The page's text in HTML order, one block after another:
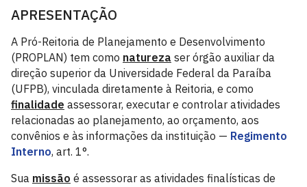
APRESENTAÇÃO
A Pró-Reitoria de Planejamento e Desenvolvimento
(PROPLAN) tem como natureza ser órgão auxiliar da
direção superior da Universidade Federal da Paraíba
(UFPB), vinculada diretamente à Reitoria, e como
finalidade assessorar, executar e controlar atividades
relacionadas ao planejamento, ao orçamento, aos
convênios e às informações da instituição — Regimento
Interno, art. 1°.
Sua missão é assessorar as atividades finalísticas de